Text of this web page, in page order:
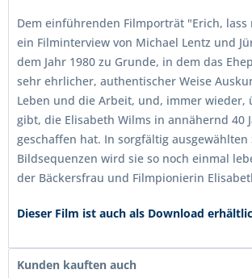
Dem einführenden Filmporträt "Erich,
ein Filminterview von Michael Lentz und
dem Jahr 1980 zu Grunde, in dem das
sehr ehrlicher, authentischer Weise
Leben und die Arbeit, und, immer wieder,
gibt, die Elisabeth Wilms in annähernd 40
geschaffen hat. In sorgfältig ausgewählten
Bildsequenzen wird sie so noch einmal
der Bäckersfrau und Filmpionierin
Dieser Film ist auch als Download
Kunden kauften auch